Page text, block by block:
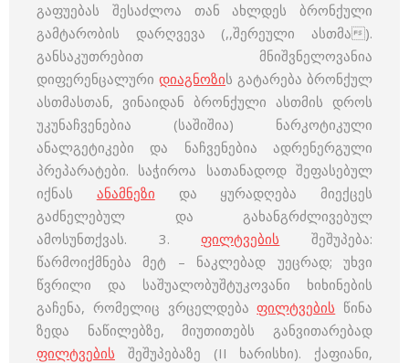
გაფუებას შესაძლოა თან ახლდეს ბრონქული
გამტარობის დარღვევა (,,შერეული ასთმა).
განსაკუთრებით მნიშვნელოვანია
დიფერენცალური დიაგნოზის გატარება ბრონქულ
ასთმასთან, ვინაიდან ბრონქული ასთმის დროს
უკუნაჩვენებია (საშიშია) ნარკოტიკული
ანალგეტიკები და ნაჩვენებია ადრენერგული
პრეპარატები. საჭიროა სათანადოდ შეფასებულ
იქნას ანამნეზი და ყურადღება მიექცეს
გაძნელებულ და გახანგრძლივებულ
ამოსუნთქვას. 3.ფილტვების შეშუპება:
წარმოიქმნება მეტ – ნაკლებად უეცრად; უხვი
წვრილი და საშუალობუშტუკოვანი ხიხინების
გაჩენა, რომელიც ვრცელდებაფილტვების წინა
ზედა ნაწილებზე, მიუთითებს განვითარებად
ფილტვების შეშუპებაზე (II ხარისხი). ქაფიანი,